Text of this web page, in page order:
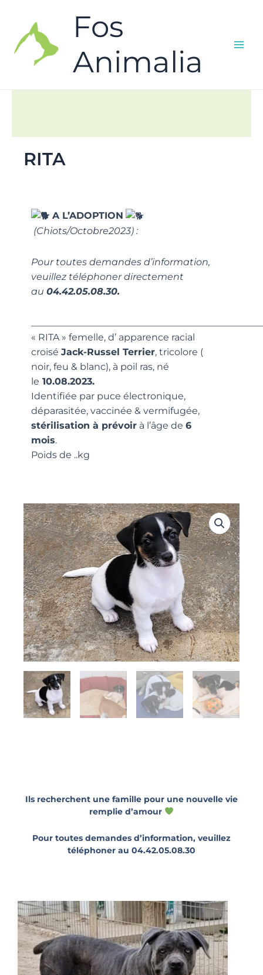
Fos
Animalia
RITA
A L’ADOPTION
(Chiots/Octobre2023) :
Pour toutes demandes d’information,
veuillez téléphoner directement
au04.42.05.08.30.
« RITA » femelle, d’ apparence racial
croiséJack-Russel Terrier, tricolore (
noir, feu & blanc), à poil ras, né
le 10.08.2023.
Identifiée par puce électronique,
déparasitée, vaccinée & vermifugée,
stérilisation à prévoir à l’âge de6
mois.
Poids de ..kg
Ils recherchent une famille pour une nouvelle vie
remplie d’amour
Pour toutes demandes d’information, veuillez
téléphoner au 04.42.05.08.30